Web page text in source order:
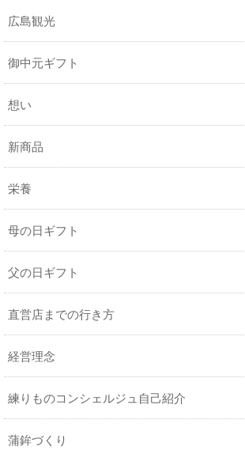
広島観光
御中元ギフト
想い
新商品
栄養
母の日ギフト
父の日ギフト
直営店までの行き方
経営理念
練りものコンシェルジュ自己紹介
蒲鉾づくり